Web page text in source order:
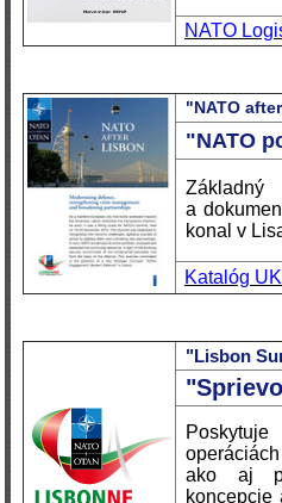
NATO
"NATO
"NATO
a
konal v
Katalóg
"Lisbon
ako aj
koncepcie